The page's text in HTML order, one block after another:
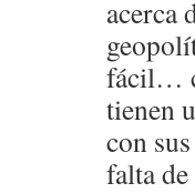
acerca
fácil…
tienen
con
falta